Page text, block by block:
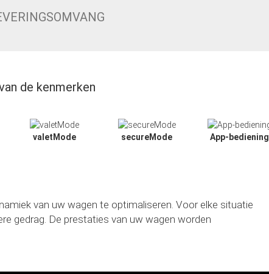
de kenmerken
valetMode secureMode App-bediening
van uw wagen te optimaliseren. Voor elke situatie
gedrag. De prestaties van uw wagen worden